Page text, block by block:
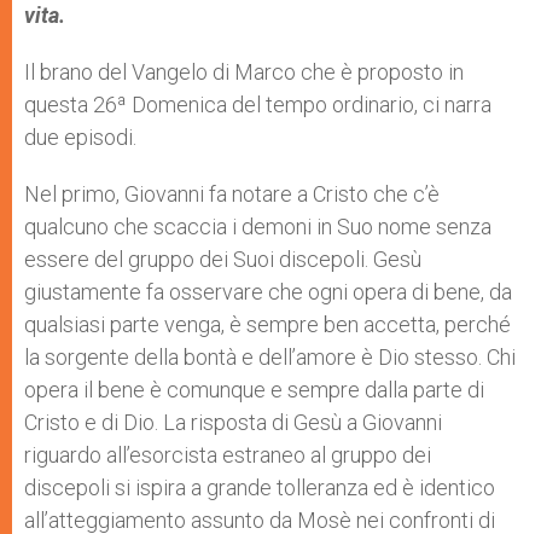
vita.
Il brano del Vangelo di Marco che è proposto in
questa 26ª Domenica del tempo ordinario, ci narra
due episodi.
Nel primo, Giovanni fa notare a Cristo che c’è
qualcuno che scaccia i demoni in Suo nome senza
essere del gruppo dei Suoi discepoli. Gesù
giustamente fa osservare che ogni opera di bene, da
qualsiasi parte venga, è sempre ben accetta, perché
la sorgente della bontà e dell’amore è Dio stesso. Chi
opera il bene è comunque e sempre dalla parte di
Cristo e di Dio. La risposta di Gesù a Giovanni
riguardo all’esorcista estraneo al gruppo dei
discepoli si ispira a grande tolleranza ed è identico
all’atteggiamento assunto da Mosè nei confronti di